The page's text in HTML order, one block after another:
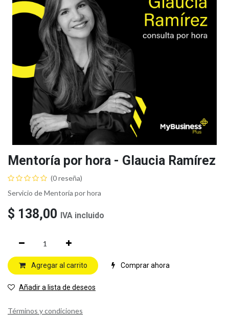
Mentoría por hora - Glaucia Ramírez
(0 reseña)
Servicio de Mentoría por hora
$ 138,00 IVA incluido
Agregar al carrito Comprar ahora
Añadir a lista de deseos
Términos y condiciones